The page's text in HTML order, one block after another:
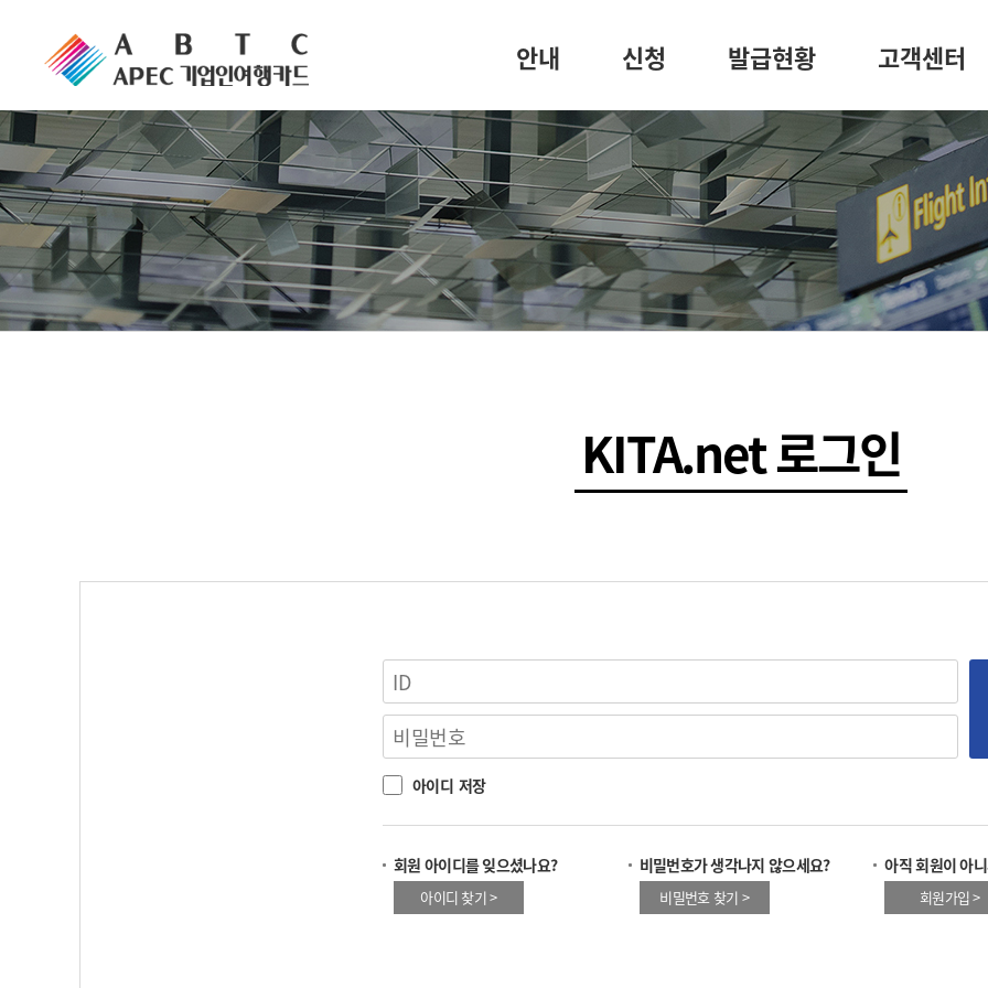
안내 신청 발급현황 고객센터
KITA.net 로그인
아이디 저장
회원 아이디를 잊으셨나요?
아이디 찾기 >
비밀번호가 생각나지 않으세요?
비밀번호 찾기 >
아직 회원이 아
회원가입 >